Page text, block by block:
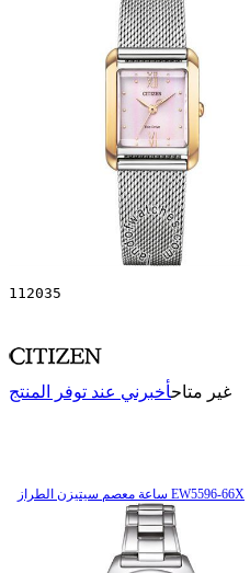
112035
غير متاحأخبرني عند توفر المنتج
ساعة معصم سیتیزن الطراز EW5596-66X